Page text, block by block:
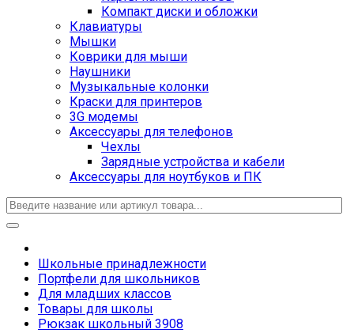
Компакт диски и обложки
Клавиатуры
Мышки
Коврики для мыши
Наушники
Музыкальные колонки
Краски для принтеров
3G модемы
Аксессуары для телефонов
Чехлы
Зарядные устройства и кабели
Аксессуары для ноутбуков и ПК
Школьные принадлежности
Портфели для школьников
Для младших классов
Товары для школы
Рюкзак школьный 3908